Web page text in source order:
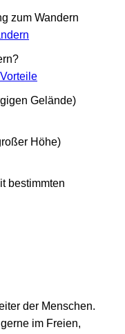
zum Wandern
Gelände)
Höhe)
bestimmten
der Menschen.
im Freien,